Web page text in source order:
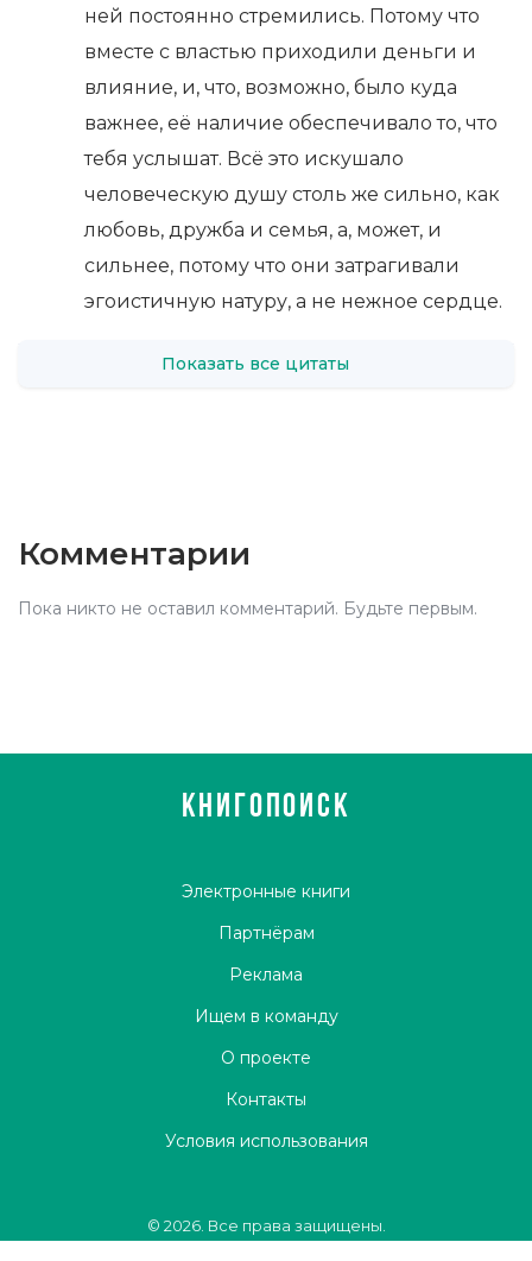
ней постоянно стремились. Потому что
вместе с властью приходили деньги и
влияние, и, что, возможно, было куда
важнее, её наличие обеспечивало то, что
тебя услышат. Всё это искушало
человеческую душу столь же сильно, как
любовь, дружба и семья, а, может, и
сильнее, потому что они затрагивали
эгоистичную натуру, а не нежное сердце.
Показать все цитаты
Комментарии
Пока никто не оставил комментарий. Будьте первым.
КНИГОПОИСК
Электронные книги
Партнёрам
Реклама
Ищем в команду
О проекте
Контакты
Условия использования
© 2026. Все права защищены.